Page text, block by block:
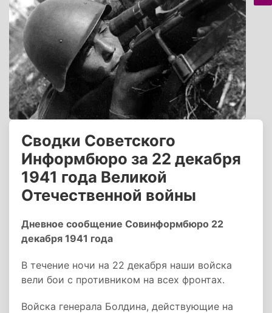
Сводки Советского
Информбюро за 22 декабря
1941 года Великой
Отечественной войны
Дневное сообщение Совинформбюро 22
декабря 1941 года
В течение ночи на 22 декабря наши войска
вели бои с противником на всех фронтах.
Войска генерала Болдина, действующие на